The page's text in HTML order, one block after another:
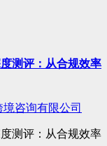
测评：从合规效率
咨询有限公司
测评：从合规效率